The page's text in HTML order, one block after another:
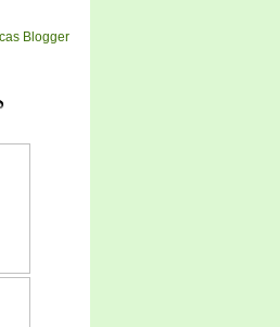
Blogger